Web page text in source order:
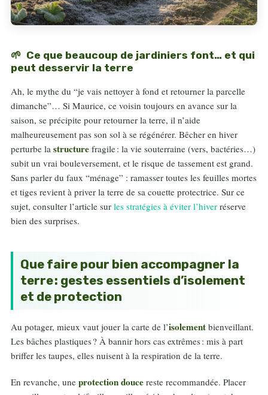
Ce que beaucoup de jardiniers font… et qui
peut desservir la terre
Ah, le mythe du “je vais nettoyer à fond et retourner la parcelle
dimanche”… Si Maurice, ce voisin toujours en avance sur la
saison, se précipite pour retourner la terre, il n’aide
malheureusement pas son sol à se régénérer. Bêcher en hiver
perturbe la structure fragile : la vie souterraine (vers, bactéries…)
subit un vrai bouleversement, et le risque de tassement est grand.
Sans parler du faux “ménage” : ramasser toutes les feuilles mortes
et tiges revient à priver la terre de sa couette protectrice. Sur ce
sujet, consulter l’article sur les stratégies à éviter l’hiver réserve
bien des surprises.
Que faire pour bien accompagner la
terre : gestes essentiels d’isolement
et de protection
Au potager, mieux vaut jouer la carte de l’isolement bienveillant.
Les bâches plastiques ? À bannir hors cas extrêmes : mis à part
briffer les taupes, elles nuisent à la respiration de la terre.
En revanche, une protection douce reste recommandée. Placer